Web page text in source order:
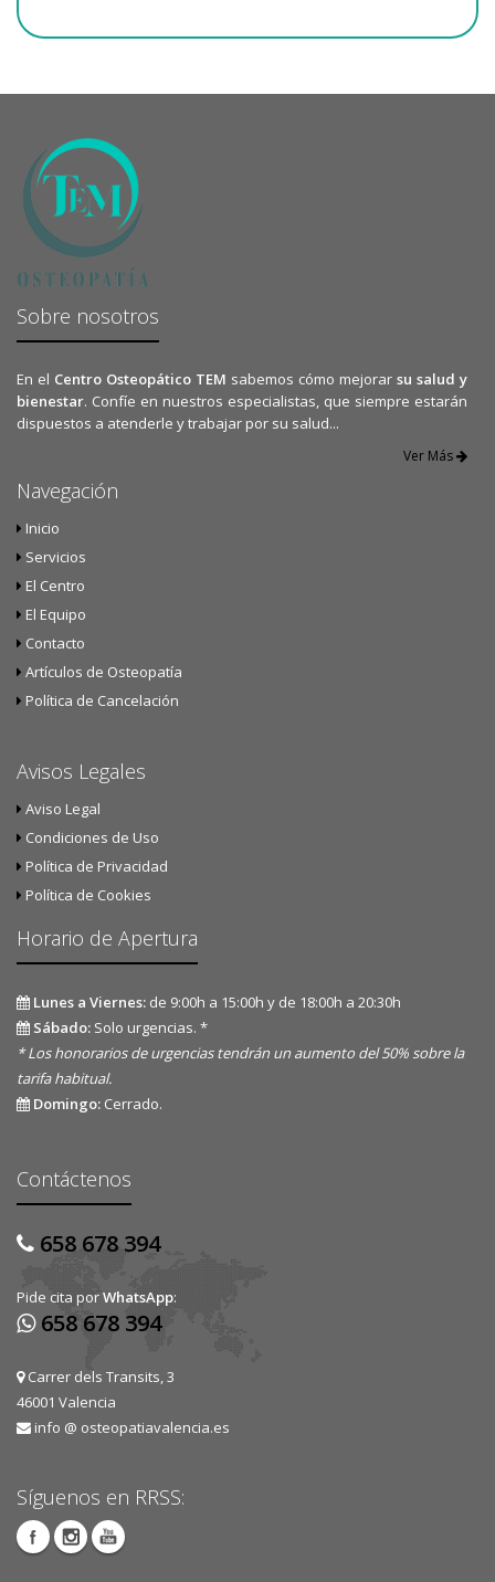
Sobre nosotros
En el Centro Osteopático TEM sabemos cómo mejorar su salud y
bienestar. Confíe en nuestros especialistas, que siempre estarán
dispuestos a atenderle y trabajar por su salud...
Ver Más
Navegación
Inicio
Servicios
El Centro
El Equipo
Contacto
Artículos de Osteopatía
Política de Cancelación
Avisos Legales
Aviso Legal
Condiciones de Uso
Política de Privacidad
Política de Cookies
Horario de Apertura
Lunes a Viernes: de 9:00h a 15:00h y de 18:00h a 20:30h
Sábado: Solo urgencias. *
* Los honorarios de urgencias tendrán un aumento del 50% sobre la
tarifa habitual.
Domingo: Cerrado.
Contáctenos
658 678 394
Pide cita porWhatsApp:
658 678 394
Carrer dels Transits, 3
46001 Valencia
info @ osteopatiavalencia.es
Síguenos en RRSS: